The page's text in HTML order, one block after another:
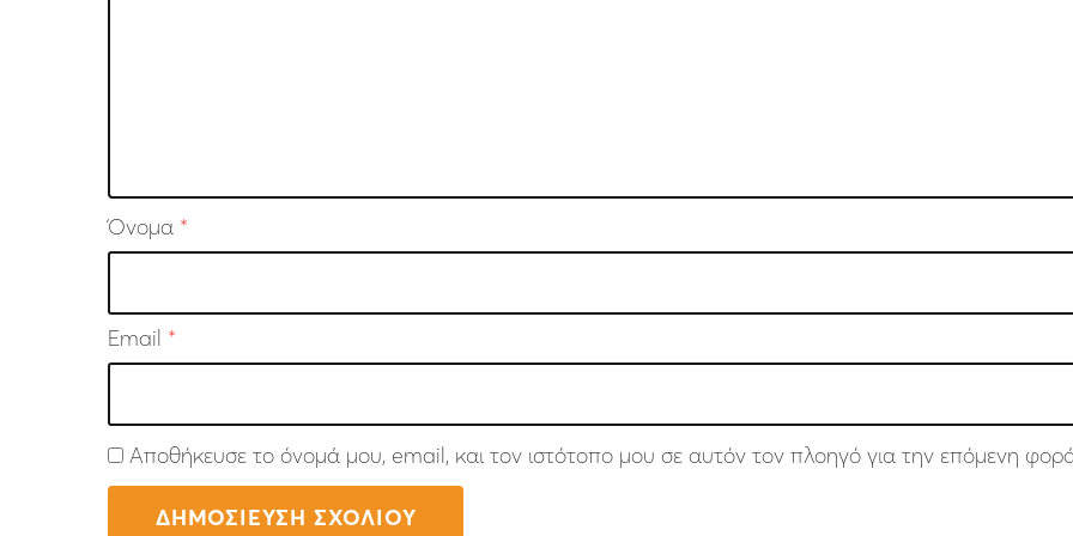
Όνομα *
Email *
Αποθήκευσε το όνομά μου, email, και τον ιστότοπο μου σε αυτόν τον πλοηγό για την επόμενη